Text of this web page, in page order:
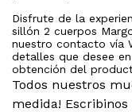
Disfrute de la
sillón 2 cuerpos
nuestro contacto vía
detalles que desee
obtención del
Todos nuestros
medida!